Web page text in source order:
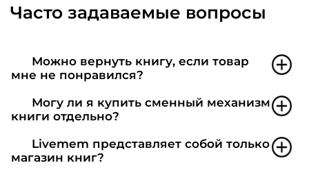
Часто задаваемые вопросы
Можно вернуть книгу, если товар
мне не понравился?
Могу ли я купить сменный механизм
книги отдельно?
Livemem представляет собой только
магазин книг?